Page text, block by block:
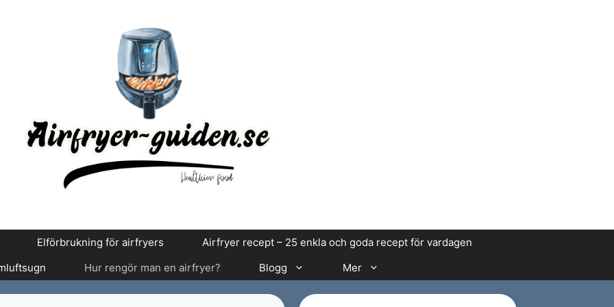
Elförbrukning för airfryers
Airfryer recept – 25 enkla och goda recept för vardagen
Hur rengör man en airfryer? Blogg Mer